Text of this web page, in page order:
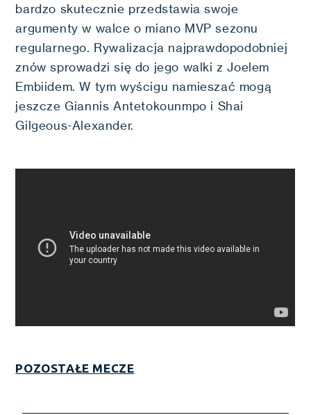
bardzo skutecznie przedstawia swoje
argumenty w walce o miano MVP sezonu
regularnego. Rywalizacja najprawdopodobniej
znów sprowadzi się do jego walki z Joelem
Embiidem. W tym wyścigu namieszać mogą
jeszcze Giannis Antetokounmpo i Shai
Gilgeous-Alexander.
POZOSTAŁE MECZE